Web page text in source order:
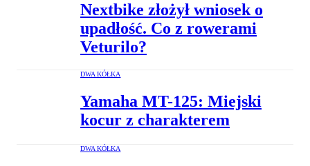
Nextbike złożył wniosek o
upadłość. Co z rowerami
Veturilo?
DWA KÓŁKA
Yamaha MT-125: Miejski
kocur z charakterem
DWA KÓŁKA